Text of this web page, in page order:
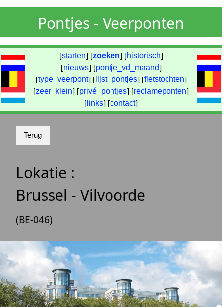
Pontjes - Veerponten
[starten] [zoeken] [ historisch]
[nieuws] [pontje_vd_maand]
[type_veerpont] [ lijst_pontjes] [fietstochten]
[zeer_klein] [privé_pontjes] [reclameponten]
[ links] [contact]
Lokatie :
Brussel - Vilvoorde
(BE-046)